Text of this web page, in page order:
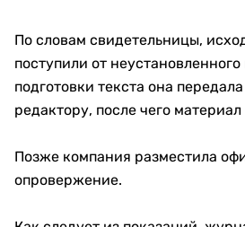
По словам свидетельницы,
поступили от
подготовки текста она
редактору, после чего
Позже компания разместила
опровержение.